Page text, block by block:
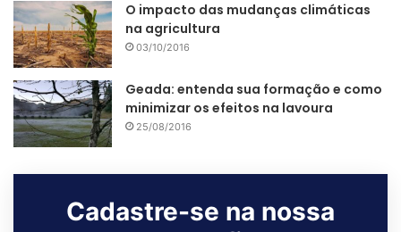
O impacto das mudanças climáticas
na agricultura
03/10/2016
Geada: entenda sua formação e como
minimizar os efeitos na lavoura
25/08/2016
Cadastre-se na nossa